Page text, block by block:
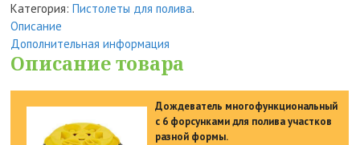
Категория:Пистолеты для полива.
Описание
Дополнительная информация
Описание товара
Дождеватель многофункциональный
с 6 форсунками для полива участков
разной формы.